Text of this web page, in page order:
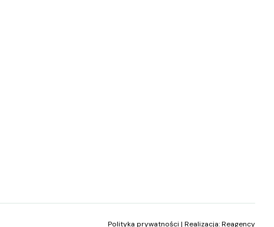
Polityka prywatności | Realizacja:Reagency